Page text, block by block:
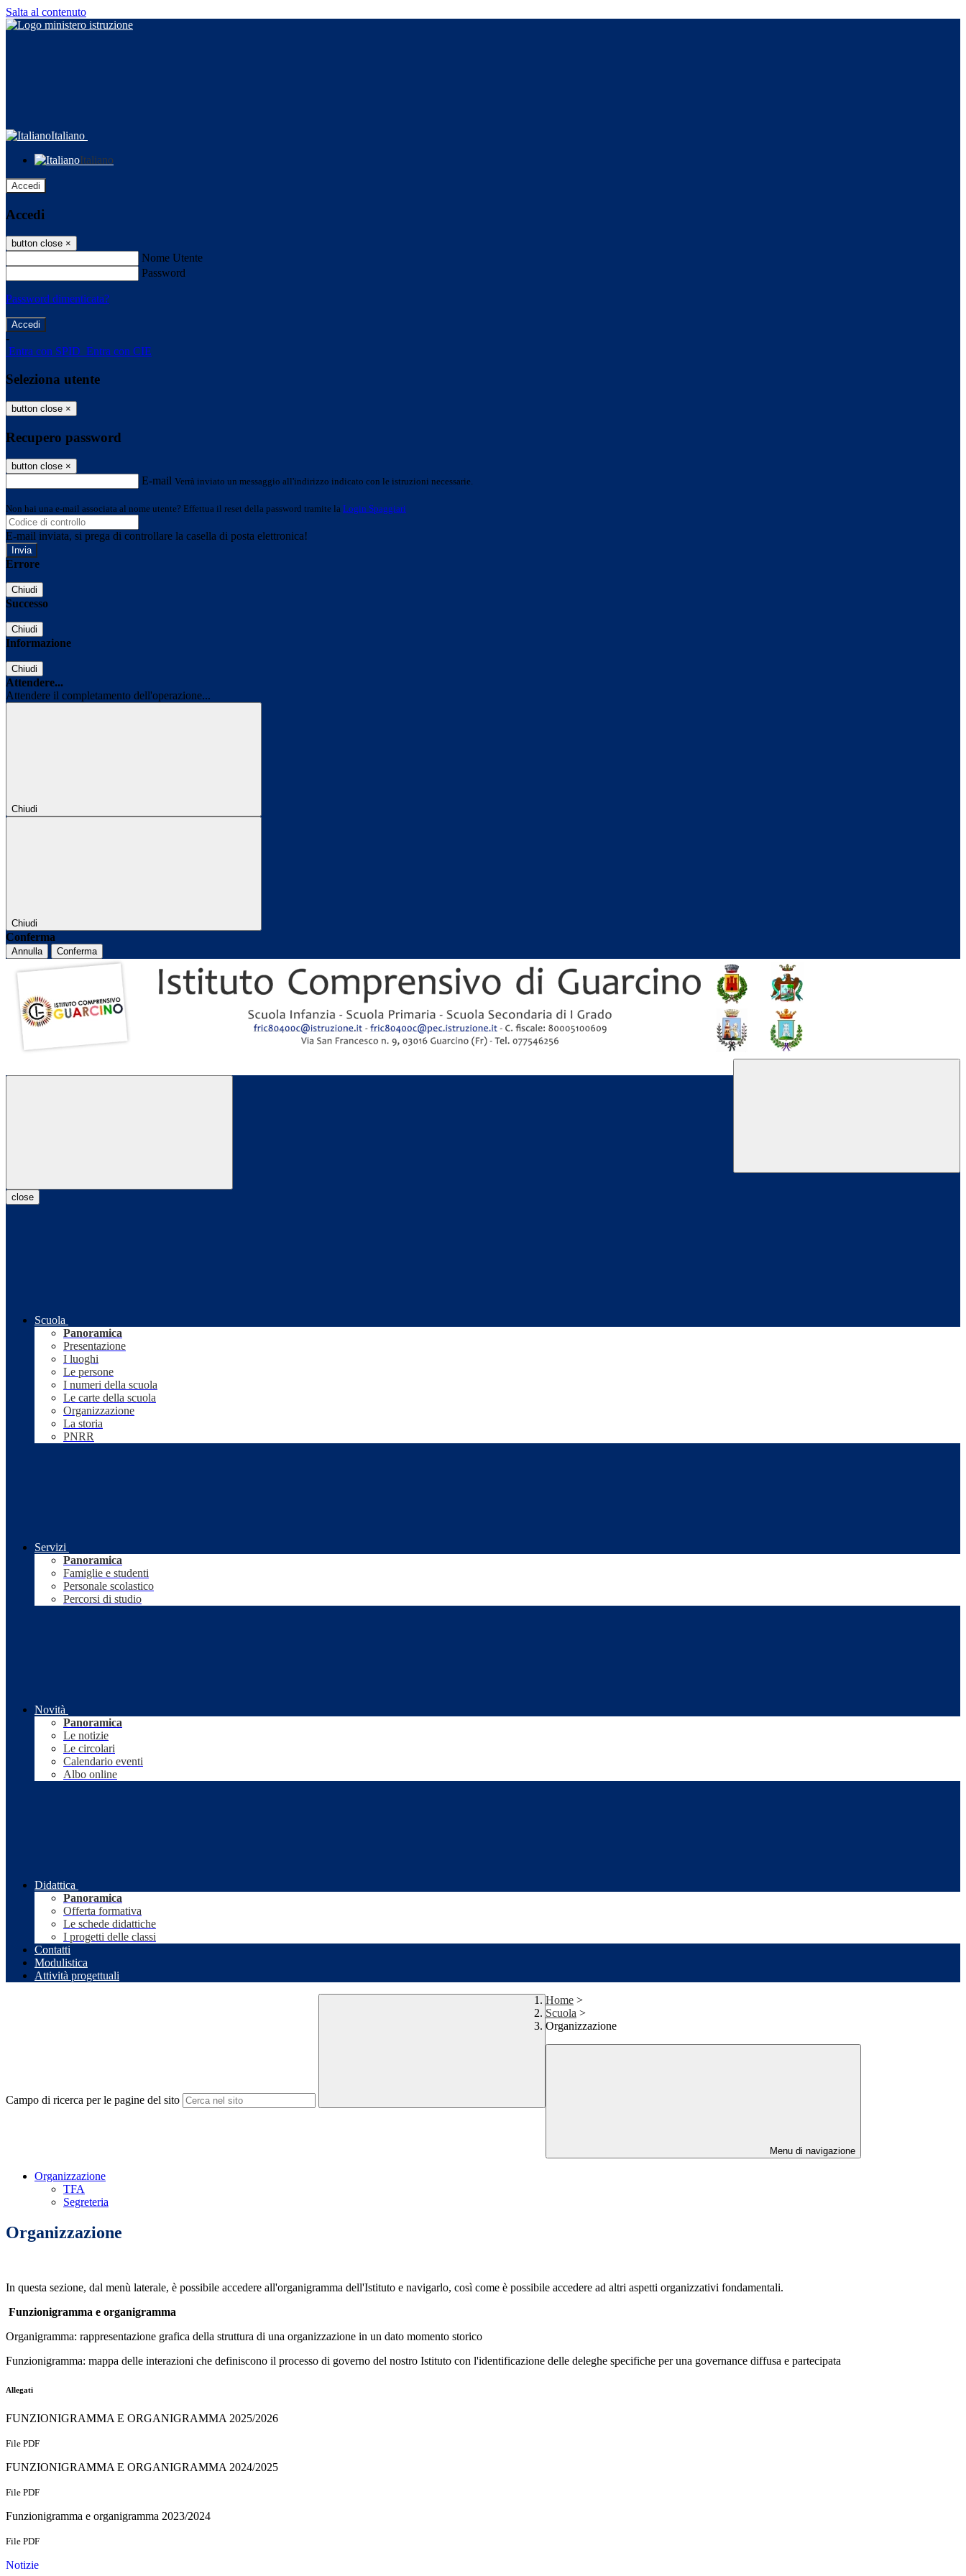
Salta al contenuto
Italiano
Italiano
Accedi
Accedi
button close ×
Nome Utente
Password
Password dimenticata?
-
Entra con SPID Entra con CIE
Seleziona utente
button close ×
Recupero password
button close ×
E-mail Verrà inviato un messaggio all'indirizzo indicato con le istruzioni necessarie.
Non hai una e-mail associata al nome utente? Effettua il reset della password tramite la Login Spaggiari
E-mail inviata, si prega di controllare la casella di posta elettronica!
Errore
Chiudi
Successo
Chiudi
Informazione
Chiudi
Attendere...
Attendere il completamento dell'operazione...
Chiudi
Chiudi
Conferma
Annulla Conferma
close
Scuola
Panoramica
Presentazione
I luoghi
Le persone
I numeri della scuola
Le carte della scuola
Organizzazione
La storia
PNRR
Servizi
Panoramica
Famiglie e studenti
Personale scolastico
Percorsi di studio
Novità
Panoramica
Le notizie
Le circolari
Calendario eventi
Albo online
Didattica
Panoramica
Offerta formativa
Le schede didattiche
I progetti delle classi
Contatti
Modulistica
Attività progettuali
Campo di ricerca per le pagine del sito
Home >
Scuola >
Organizzazione
Menu di navigazione
Organizzazione
TFA
Segreteria
Organizzazione
In questa sezione, dal menù laterale, è possibile accedere all'organigramma dell'Istituto e navigarlo, così come è possibile accedere ad altri aspetti organizzativi fondamentali.
Funzionigramma e organigramma
Organigramma: rappresentazione grafica della struttura di una organizzazione in un dato momento storico
Funzionigramma: mappa delle interazioni che definiscono il processo di governo del nostro Istituto con l'identificazione delle deleghe specifiche per una governance diffusa e partecipata
Allegati
FUNZIONIGRAMMA E ORGANIGRAMMA 2025/2026
File PDF
FUNZIONIGRAMMA E ORGANIGRAMMA 2024/2025
File PDF
Funzionigramma e organigramma 2023/2024
File PDF
Notizie